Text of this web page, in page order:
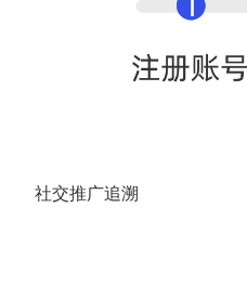
社交推广追溯